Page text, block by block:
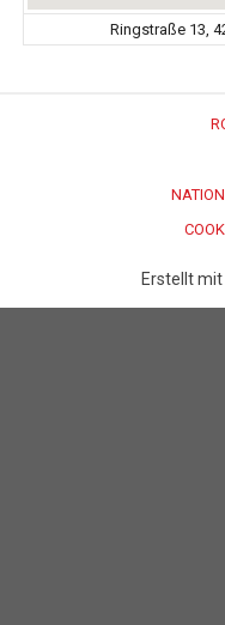
Ringstraße 13,
Erstellt mit